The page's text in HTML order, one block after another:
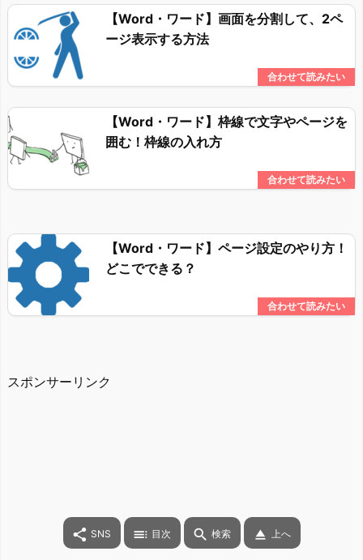
【Word・ワード】画面を分割して、2ペ
ージ表示する方法
【Word・ワード】枠線で文字やページを
囲む！枠線の入れ方
【Word・ワード】ページ設定のやり方！
どこでできる？
スポンサーリンク
 SNS  目次  検索  上へ